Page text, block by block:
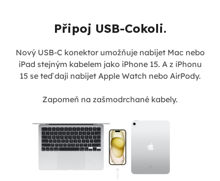
Připoj USB-Cokoli.
Nový USB-C konektor umožňuje nabíjet Mac nebo
iPad stejným kabelem jako iPhone 15. A z iPhonu
15 se teď dají nabíjet Apple Watch nebo AirPody.
Zapomeň na zašmodrchané kabely.